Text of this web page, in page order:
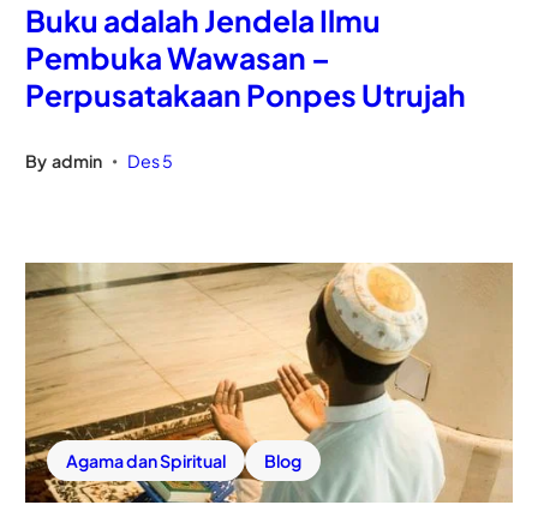
Buku adalah Jendela Ilmu
Pembuka Wawasan –
Perpusatakaan Ponpes Utrujah
By admin • Des 5
Agama dan Spiritual Blog